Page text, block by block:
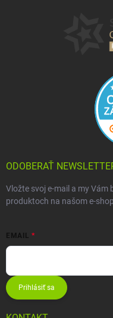
ODOBERAŤ
Vložte svoj e-mail a my Vám
produktoch na našom e-
EMAIL
Prihlásiť sa